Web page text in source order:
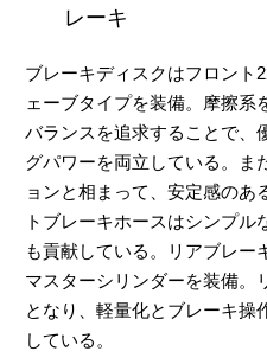
レーキ
ブレーキディスクはフロント
ェーブタイプを装備。摩擦系
バランスを追求することで、
グパワーを両立している。ま
ョンと相まって、安定感のあ
トブレーキホースはシンプ
も貢献している。リアブレー
マスターシリンダーを装備。
となり、軽量化とブレーキ操
している。